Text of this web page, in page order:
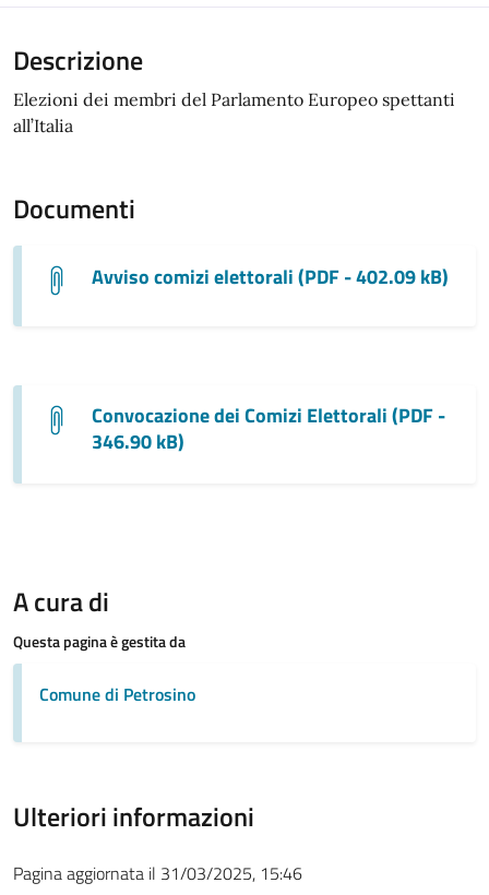
Descrizione
Elezioni dei membri del Parlamento Europeo spettanti
all’Italia
Documenti
Avviso comizi elettorali (PDF - 402.09 kB)
Convocazione dei Comizi Elettorali (PDF -
346.90 kB)
A cura di
Questa pagina è gestita da
Comune di Petrosino
Ulteriori informazioni
Pagina aggiornata il 31/03/2025, 15:46